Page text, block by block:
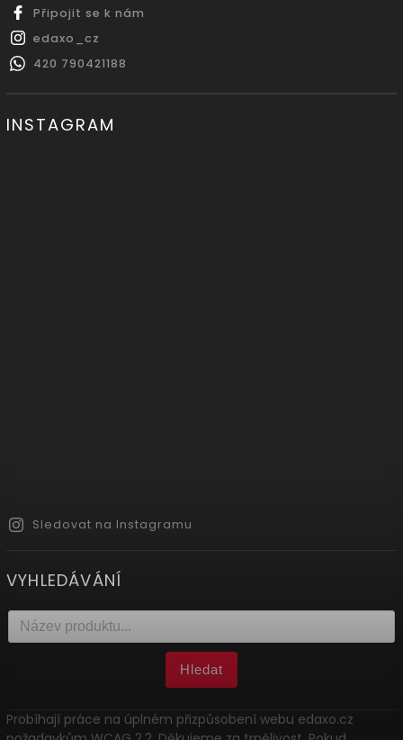
Připojit se k nám
edaxo_cz
420 790421188
INSTAGRAM
Sledovat na Instagramu
VYHLEDÁVÁNÍ
Hledat
Probíhají práce na úplném přizpůsobení webu edaxo.cz